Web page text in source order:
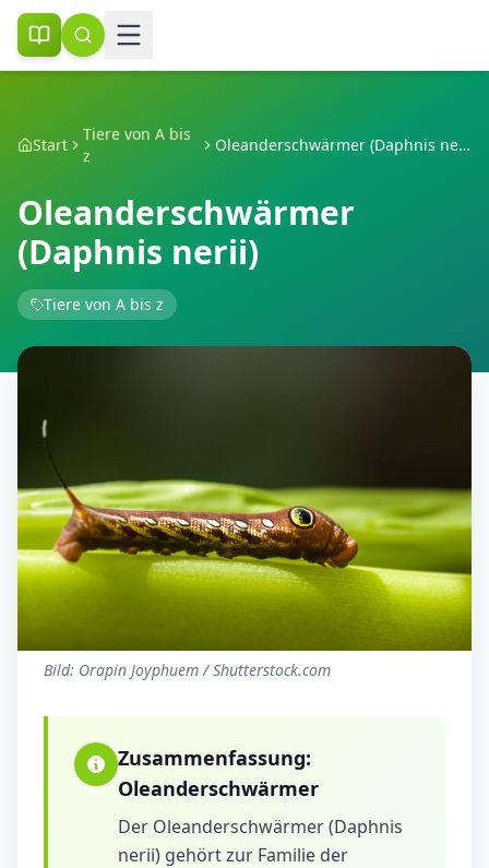
Start
Tiere von A bis
z
Oleanderschwärmer (Daphnis nerii)
Oleanderschwärmer
(Daphnis nerii)
Tiere von A bis z
Bild: Orapin Joyphuem / Shutterstock.com
Zusammenfassung:
Oleanderschwärmer
Der Oleanderschwärmer (Daphnis
nerii) gehört zur Familie der